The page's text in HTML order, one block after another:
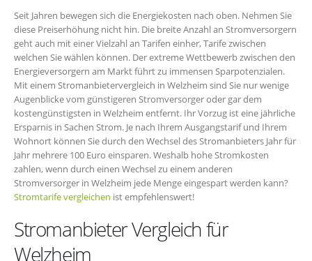
Seit Jahren bewegen sich die Energiekosten nach oben. Nehmen Sie
diese Preiserhöhung nicht hin. Die breite Anzahl an Stromversorgern
geht auch mit einer Vielzahl an Tarifen einher, Tarife zwischen
welchen Sie wählen können. Der extreme Wettbewerb zwischen den
Energieversorgern am Markt führt zu immensen Sparpotenzialen.
Mit einem Stromanbietervergleich in Welzheim sind Sie nur wenige
Augenblicke vom günstigeren Stromversorger oder gar dem
kostengünstigsten in Welzheim entfernt. Ihr Vorzug ist eine jährliche
Ersparnis in Sachen Strom. Je nach Ihrem Ausgangstarif und Ihrem
Wohnort können Sie durch den Wechsel des Stromanbieters Jahr für
Jahr mehrere 100 Euro einsparen. Weshalb hohe Stromkosten
zahlen, wenn durch einen Wechsel zu einem anderen
Stromversorger in Welzheim jede Menge eingespart werden kann?
Stromtarife vergleichen ist empfehlenswert!
Stromanbieter Vergleich für
Welzheim